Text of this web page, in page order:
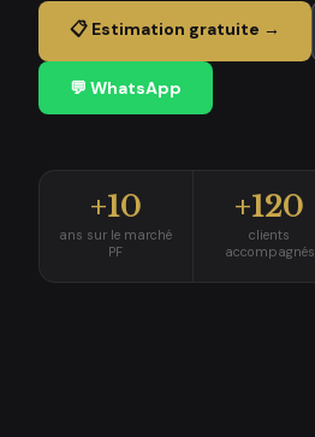
📋 Estimation gratuite →
💬 WhatsApp
+10
ans sur le marché
PF
+120
clients
accompagnés